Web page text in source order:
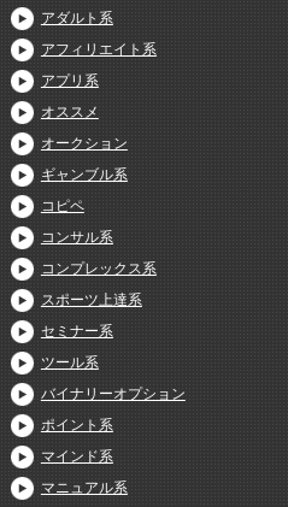
アダルト系
アフィリエイト系
アプリ系
オススメ
オークション
ギャンブル系
コピペ
コンサル系
コンプレックス系
スポーツ上達系
セミナー系
ツール系
バイナリーオプション
ポイント系
マインド系
マニュアル系